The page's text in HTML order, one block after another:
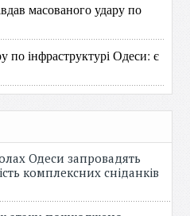
масованого удару по
по інфраструктурі Одеси: є
Одеси запровадять
комплексних сніданків